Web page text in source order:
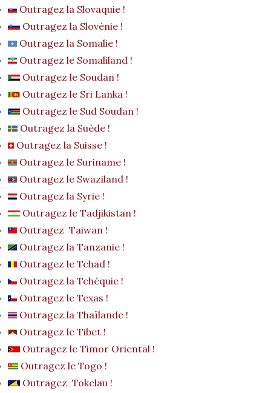
Outragez la Slovaquie !
Outragez la Slovénie !
Outragez la Somalie !
Outragez le Somaliland !
Outragez le Soudan !
Outragez le Sri Lanka !
Outragez le Sud Soudan !
Outragez la Suède !
Outragez la Suisse !
Outragez le Suriname !
Outragez le Swaziland !
Outragez la Syrie !
Outragez le Tadjikistan !
Outragez Taiwan !
Outragez la Tanzanie !
Outragez le Tchad !
Outragez la Tchéquie !
Outragez le Texas !
Outragez la Thaïlande !
Outragez le Tibet !
Outragez le Timor Oriental !
Outragez le Togo !
Outragez Tokelau !